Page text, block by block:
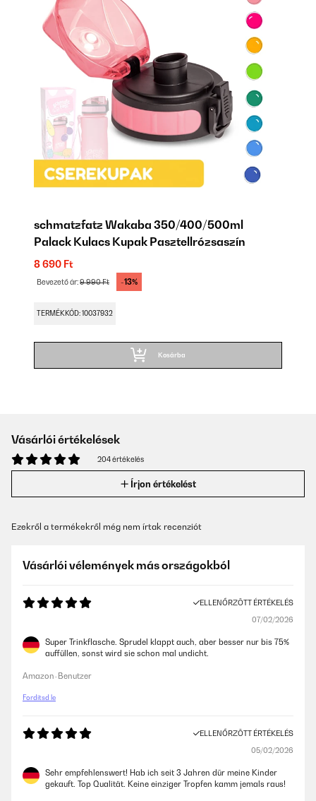
schmatzfatz Wakaba 350/400/500ml
Palack Kulacs Kupak Pasztellrózsaszín
8 690 Ft
Bevezető ár:9 990 Ft -13%
TERMÉKKÓD: 10037932
Kosárba
Vásárlói értékelések
204 értékelés
Írjon értékelést
Ezekről a termékekről még nem írtak recenziót
Vásárlói vélemények más országokból
ELLENŐRZÖTT ÉRTÉKELÉS
07/02/2026
Super Trinkflasche. Sprudel klappt auch, aber besser nur bis 75%
auffüllen, sonst wird sie schon mal undicht.
Amazon-Benutzer
Fordítsd le
ELLENŐRZÖTT ÉRTÉKELÉS
05/02/2026
Sehr empfehlenswert! Hab ich seit 3 Jahren dür meine Kinder
gekauft. Top Qualität. Keine einziger Tropfen kamm jemals raus!